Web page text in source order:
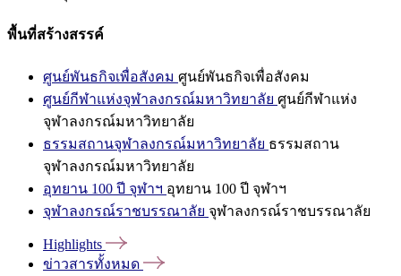
พื้นที่สร้างสรรค์
ศูนย์พันธกิจเพื่อสังคม ศูนย์พันธกิจเพื่อสังคม
ศูนย์กีฬาแห่งจุฬาลงกรณ์มหาวิทยาลัย ศูนย์กีฬาแห่ง
จุฬาลงกรณ์มหาวิทยาลัย
ธรรมสถานจุฬาลงกรณ์มหาวิทยาลัย ธรรมสถาน
จุฬาลงกรณ์มหาวิทยาลัย
อุทยาน 100 ปี จุฬาฯ อุทยาน 100 ปี จุฬาฯ
จุฬาลงกรณ์ราชบรรณาลัย จุฬาลงกรณ์ราชบรรณาลัย
Highlights
ข่าวสารทั้งหมด